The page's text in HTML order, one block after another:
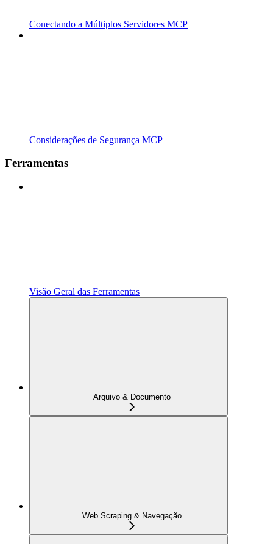
Conectando a Múltiplos Servidores MCP
Considerações de Segurança MCP
Ferramentas
Visão Geral das Ferramentas
Arquivo & Documento
Web Scraping & Navegação